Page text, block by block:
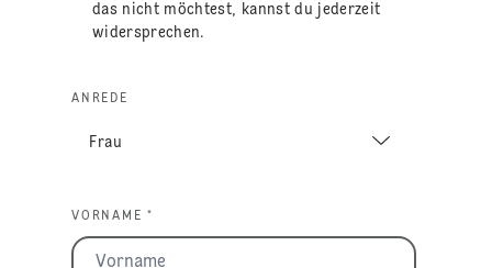
das nicht möchtest, kannst du jederzeit
widersprechen.
ANREDE
VORNAME *